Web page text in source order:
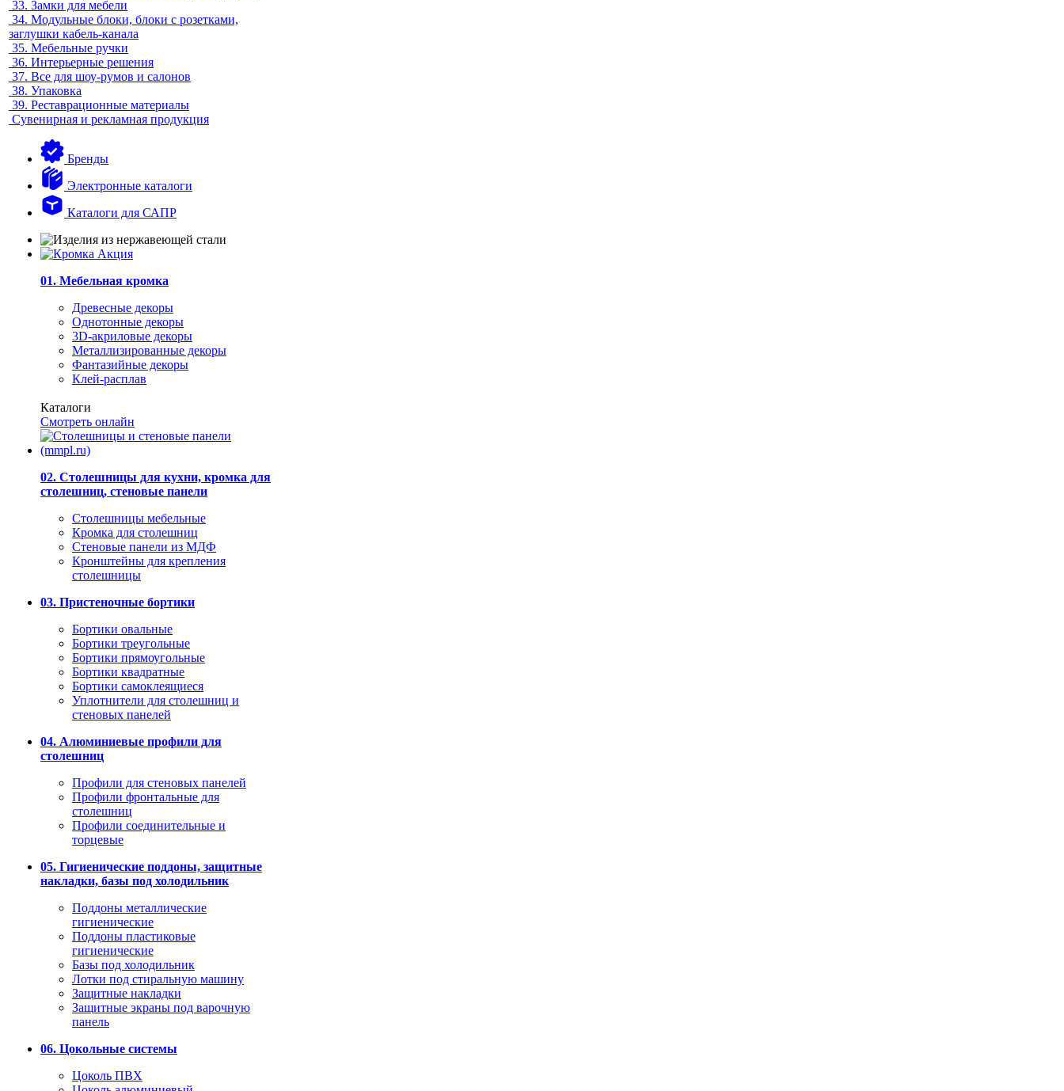
33. Замки для мебели
34. Модульные блоки, блоки с розетками,
заглушки кабель-канала
35. Мебельные ручки
36. Интерьерные решения
37. Все для шоу-румов и салонов
38. Упаковка
39. Реставрационные материалы
Сувенирная и рекламная продукция
Бренды
Электронные каталоги
Каталоги для САПР
01. Мебельная кромка
Древесные декоры
Однотонные декоры
3D-акриловые декоры
Металлизированные декоры
Фантазийные декоры
Клей-расплав
Каталоги
Смотреть онлайн
02. Столешницы для кухни, кромка для
столешниц, стеновые панели
Столешницы мебельные
Кромка для столешниц
Стеновые панели из МДФ
Кронштейны для крепления
столешницы
03. Пристеночные бортики
Бортики овальные
Бортики треугольные
Бортики прямоугольные
Бортики квадратные
Бортики самоклеящиеся
Уплотнители для столешниц и
стеновых панелей
04. Алюминиевые профили для
столешниц
Профили для стеновых панелей
Профили фронтальные для
столешниц
Профили соединительные и
торцевые
05. Гигиенические поддоны, защитные
накладки, базы под холодильник
Поддоны металлические
гигиенические
Поддоны пластиковые
гигиенические
Базы под холодильник
Лотки под стиральную машину
Защитные накладки
Защитные экраны под варочную
панель
06. Цокольные системы
Цоколь ПВХ